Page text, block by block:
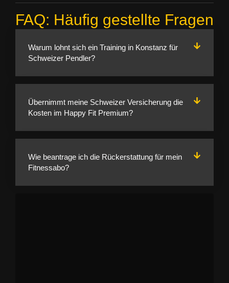
FAQ: Häufig gestellte Fragen
Warum lohnt sich ein Training in Konstanz für
Schweizer Pendler?
Übernimmt meine Schweizer Versicherung die
Kosten im Happy Fit Premium?
Wie beantrage ich die Rückerstattung für mein
Fitnessabo?